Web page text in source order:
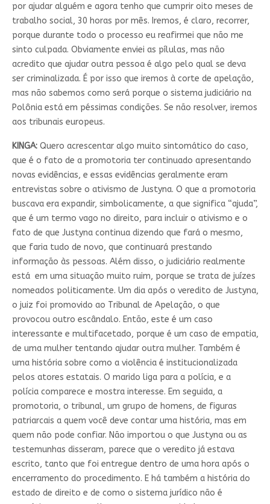
por ajudar alguém e agora tenho que cumprir oito meses de
trabalho social, 30 horas por mês. Iremos, é claro, recorrer,
porque durante todo o processo eu reafirmei que não me
sinto culpada. Obviamente enviei as pílulas, mas não
acredito que ajudar outra pessoa é algo pelo qual se deva
ser criminalizada. É por isso que iremos à corte de apelação,
mas não sabemos como será porque o sistema judiciário na
Polônia está em péssimas condições. Se não resolver, iremos
aos tribunais europeus.
KINGA: Quero acrescentar algo muito sintomático do caso,
que é o fato de a promotoria ter continuado apresentando
novas evidências, e essas evidências geralmente eram
entrevistas sobre o ativismo de Justyna. O que a promotoria
buscava era expandir, simbolicamente, a que significa “ajuda”,
que é um termo vago no direito, para incluir o ativismo e o
fato de que Justyna continua dizendo que fará o mesmo,
que faria tudo de novo, que continuará prestando
informação às pessoas. Além disso, o judiciário realmente
está em uma situação muito ruim, porque se trata de juízes
nomeados politicamente. Um dia após o veredito de Justyna,
o juiz foi promovido ao Tribunal de Apelação, o que
provocou outro escândalo. Então, este é um caso
interessante e multifacetado, porque é um caso de empatia,
de uma mulher tentando ajudar outra mulher. Também é
uma história sobre como a violência é institucionalizada
pelos atores estatais. O marido liga para a polícia, e a
polícia comparece e mostra interesse. Em seguida, a
promotoria, o tribunal, um grupo de homens, de figuras
patriarcais a quem você deve contar uma história, mas em
quem não pode confiar. Não importou o que Justyna ou as
testemunhas disseram, parece que o veredito já estava
escrito, tanto que foi entregue dentro de uma hora após o
encerramento do procedimento. E há também a história do
estado de direito e de como o sistema jurídico não é